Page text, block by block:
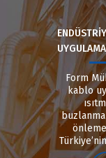
Form
kablo